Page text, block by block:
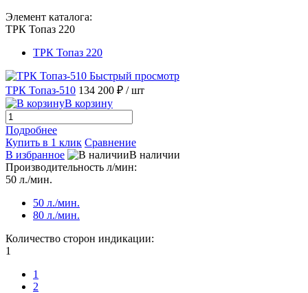
Элемент каталога:
ТРК Топаз 220
ТРК Топаз 220
Быстрый просмотр
ТРК Топаз-510 134 200 ₽ / шт
В корзину
Подробнее
Купить в 1 клик Сравнение
В избранное
В наличии
Производительность л/мин:
50 л./мин.
50 л./мин.
80 л./мин.
Количество сторон индикации:
1
1
2